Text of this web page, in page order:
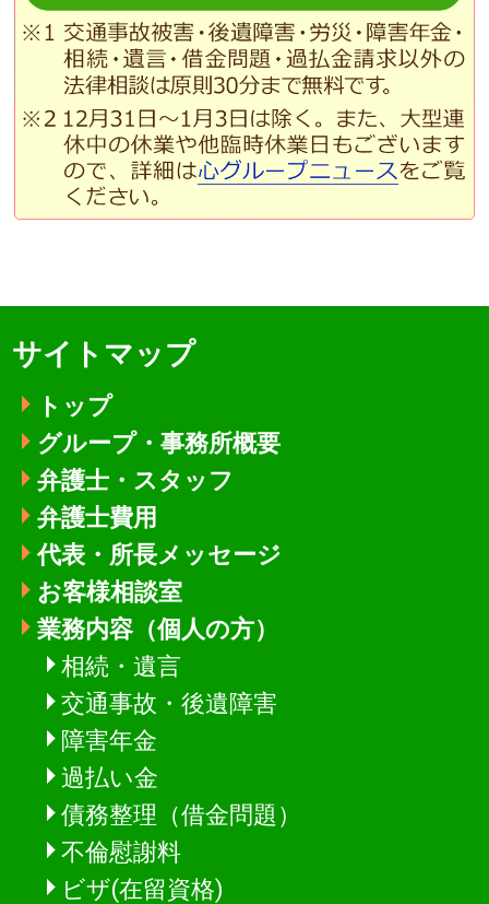
サイトマップ
トップ
グループ・事務所概要
弁護士・スタッフ
弁護士費用
代表・所長メッセージ
お客様相談室
業務内容（個人の方）
相続・遺言
交通事故・後遺障害
障害年金
過払い金
債務整理（借金問題）
不倫慰謝料
ビザ(在留資格)